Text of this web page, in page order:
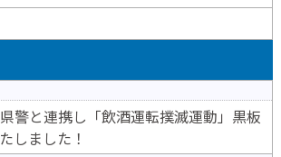
県警と連携し「飲酒運転撲滅運動」黒板
しました！